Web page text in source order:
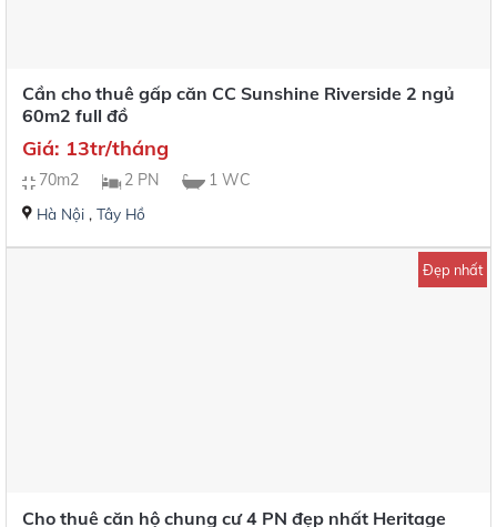
Cần cho thuê gấp căn CC Sunshine Riverside 2 ngủ
60m2 full đồ
Giá: 13tr/tháng
70m2 2 PN 1 WC
Hà Nội, Tây Hồ
Đẹp nhất
Cho thuê căn hộ chung cư 4 PN đẹp nhất Heritage